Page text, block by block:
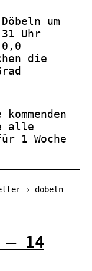
um
Uhr
die
alle
1 Woche
› dobeln
– 14